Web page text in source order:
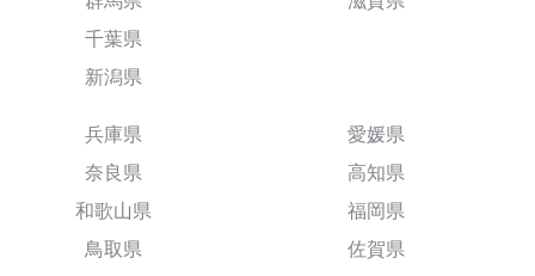
千葉県
新潟県
兵庫県
奈良県
和歌山県
鳥取県
愛媛県
高知県
福岡県
佐賀県